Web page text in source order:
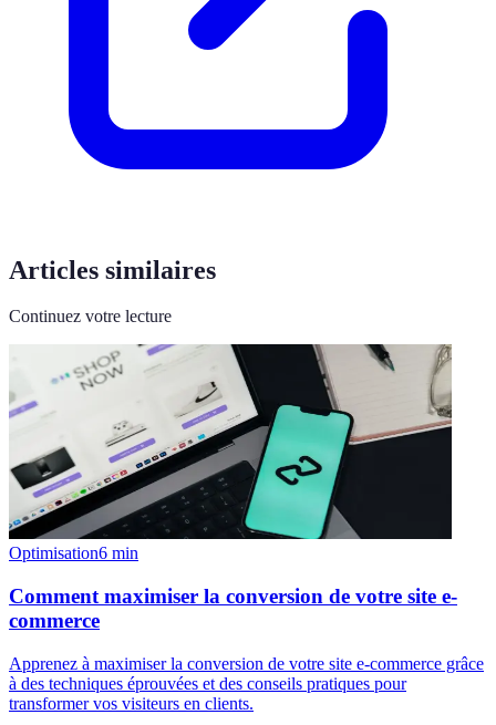
Articles similaires
Continuez votre lecture
Optimisation6 min
Comment maximiser la conversion de votre site e-
commerce
Apprenez à maximiser la conversion de votre site e-commerce grâce
à des techniques éprouvées et des conseils pratiques pour
transformer vos visiteurs en clients.